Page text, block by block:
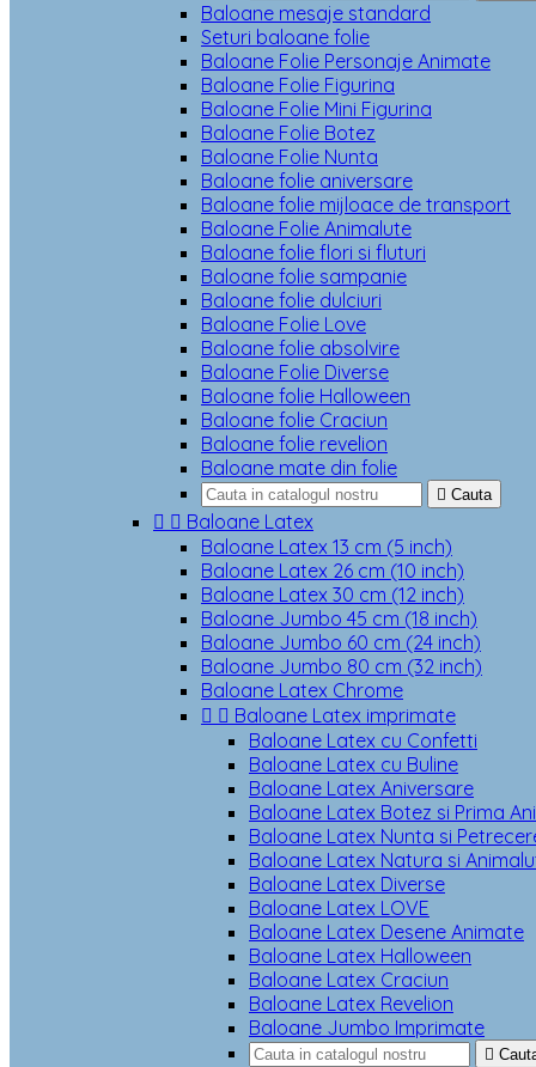
Baloane mesaje standard
Seturi baloane folie
Baloane Folie Personaje Animate
Baloane Folie Figurina
Baloane Folie Mini Figurina
Baloane Folie Botez
Baloane Folie Nunta
Baloane folie aniversare
Baloane folie mijloace de transport
Baloane Folie Animalute
Baloane folie flori si fluturi
Baloane folie sampanie
Baloane folie dulciuri
Baloane Folie Love
Baloane folie absolvire
Baloane Folie Diverse
Baloane folie Halloween
Baloane folie Craciun
Baloane folie revelion
Baloane mate din folie
 Cauta
  Baloane Latex
Baloane Latex 13 cm (5 inch)
Baloane Latex 26 cm (10 inch)
Baloane Latex 30 cm (12 inch)
Baloane Jumbo 45 cm (18 inch)
Baloane Jumbo 60 cm (24 inch)
Baloane Jumbo 80 cm (32 inch)
Baloane Latex Chrome
  Baloane Latex imprimate
Baloane Latex cu Confetti
Baloane Latex cu Buline
Baloane Latex Aniversare
Baloane Latex Botez si Prima
Baloane Latex Nunta si
Baloane Latex Natura si
Baloane Latex Diverse
Baloane Latex LOVE
Baloane Latex Desene Animate
Baloane Latex Halloween
Baloane Latex Craciun
Baloane Latex Revelion
Baloane Jumbo Imprimate
